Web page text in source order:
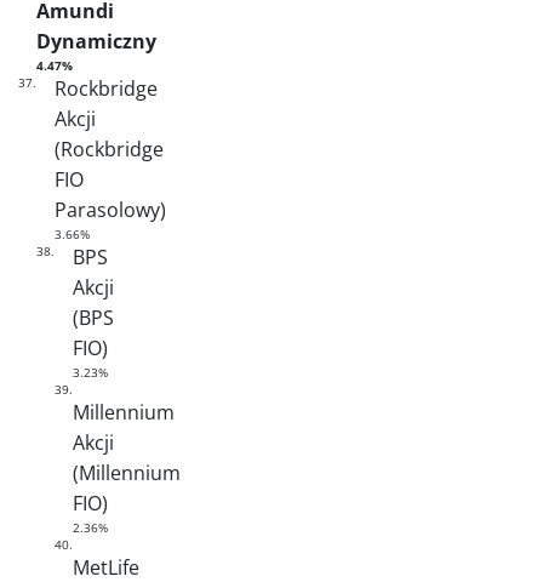
Amundi
Dynamiczny
4.47%
37.
Rockbridge
Akcji
(Rockbridge
FIO
Parasolowy)
3.66%
38.
BPS
Akcji
(BPS
FIO)
3.23%
39.
Millennium
Akcji
(Millennium
FIO)
2.36%
40.
MetLife